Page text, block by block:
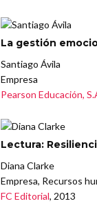
La gestión
Santiago Ávila
Empresa
Pearson Educación,
Lectura:
Diana Clarke
Empresa, Recursos
FC Editorial, 2013